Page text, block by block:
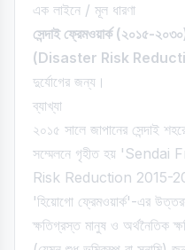
এক লাইনে / মূল ধারণা
সেন্দাই ফ্রেমওয়ার্ক (২০১৫-
(Disaster Risk
দুর্যোগের জন্য।
ব্যাখ্যা
২০১৫ সালে জাপানের সেন্দাই
সম্মেলনে গৃহীত হয়
Risk Reduction 2015-
'হিয়োগো ফ্রেমওয়ার্ক'-এর
ক্ষতিগ্রস্ত মানুষ ও অর্থনৈতিক